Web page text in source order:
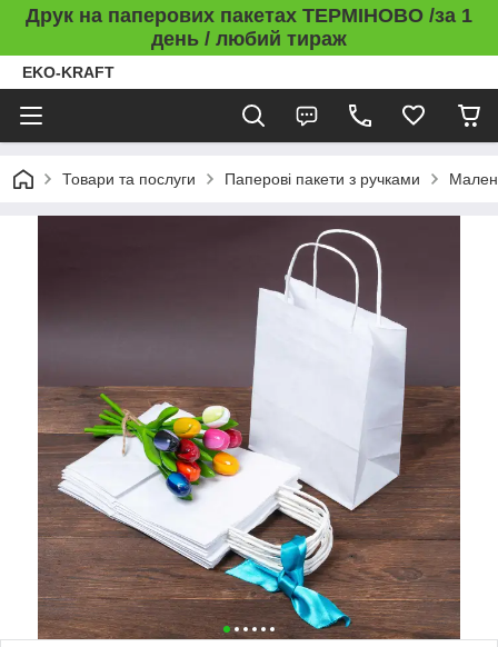
Друк на паперових пакетах ТЕРМІНОВО /за 1
день / любий тираж
EKO-KRAFT
Товари та послуги Паперові пакети з ручками